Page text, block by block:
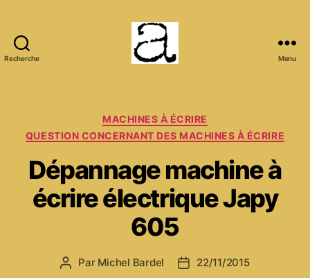
Recherche Menu
Catégories
MACHINES À ÉCRIRE
QUESTION CONCERNANT DES MACHINES À ÉCRIRE
Dépannage machine à
écrire électrique Japy
605
Auteur
Par Michel Bardel
Date22/11/2015